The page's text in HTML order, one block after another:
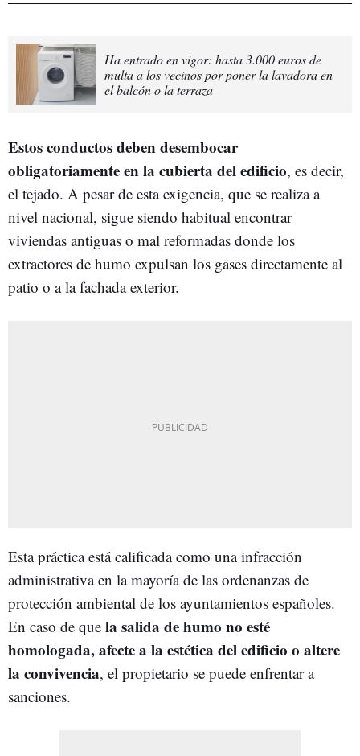
Ha entrado en vigor: hasta 3.000 euros de
multa a los vecinos por poner la lavadora en
el balcón o la terraza
Estos conductos deben desembocar
obligatoriamente en la cubierta del edificio, es decir,
el tejado. A pesar de esta exigencia, que se realiza a
nivel nacional, sigue siendo habitual encontrar
viviendas antiguas o mal reformadas donde los
extractores de humo expulsan los gases directamente al
patio o a la fachada exterior.
Esta práctica está calificada como una infracción
administrativa en la mayoría de las ordenanzas de
protección ambiental de los ayuntamientos españoles.
En caso de que la salida de humo no esté
homologada, afecte a la estética del edificio o altere
la convivencia, el propietario se puede enfrentar a
sanciones.